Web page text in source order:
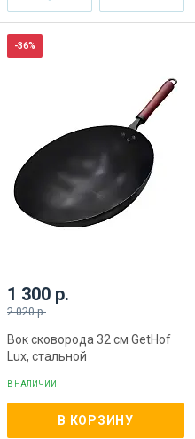
1 300 р.
2 020 р.
Вок сковорода 32 см GetHof
Lux, стальной
В НАЛИЧИИ
В КОРЗИНУ
-36%